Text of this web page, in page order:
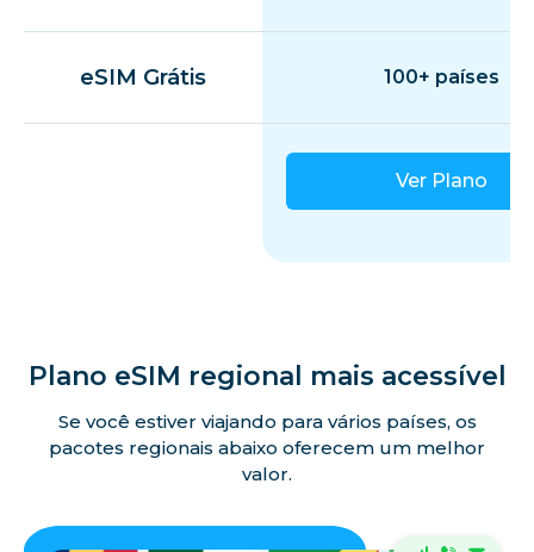
eSIM Grátis 100+ países
Ver Plano
Plano eSIM regional mais acessível
Se você estiver viajando para vários países, os
pacotes regionais abaixo oferecem um melhor
valor.